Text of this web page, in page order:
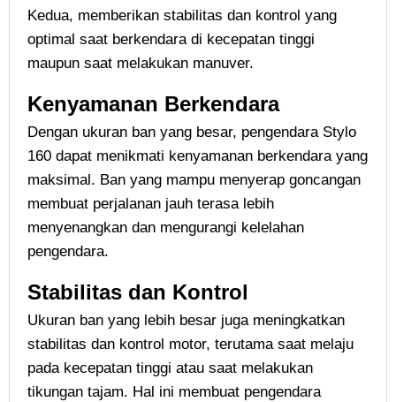
Kedua, memberikan stabilitas dan kontrol yang
optimal saat berkendara di kecepatan tinggi
maupun saat melakukan manuver.
Kenyamanan Berkendara
Dengan ukuran ban yang besar, pengendara Stylo
160 dapat menikmati kenyamanan berkendara yang
maksimal. Ban yang mampu menyerap goncangan
membuat perjalanan jauh terasa lebih
menyenangkan dan mengurangi kelelahan
pengendara.
Stabilitas dan Kontrol
Ukuran ban yang lebih besar juga meningkatkan
stabilitas dan kontrol motor, terutama saat melaju
pada kecepatan tinggi atau saat melakukan
tikungan tajam. Hal ini membuat pengendara